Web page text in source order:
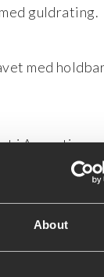
About
guldrating.
med
i Argentina
indeholder